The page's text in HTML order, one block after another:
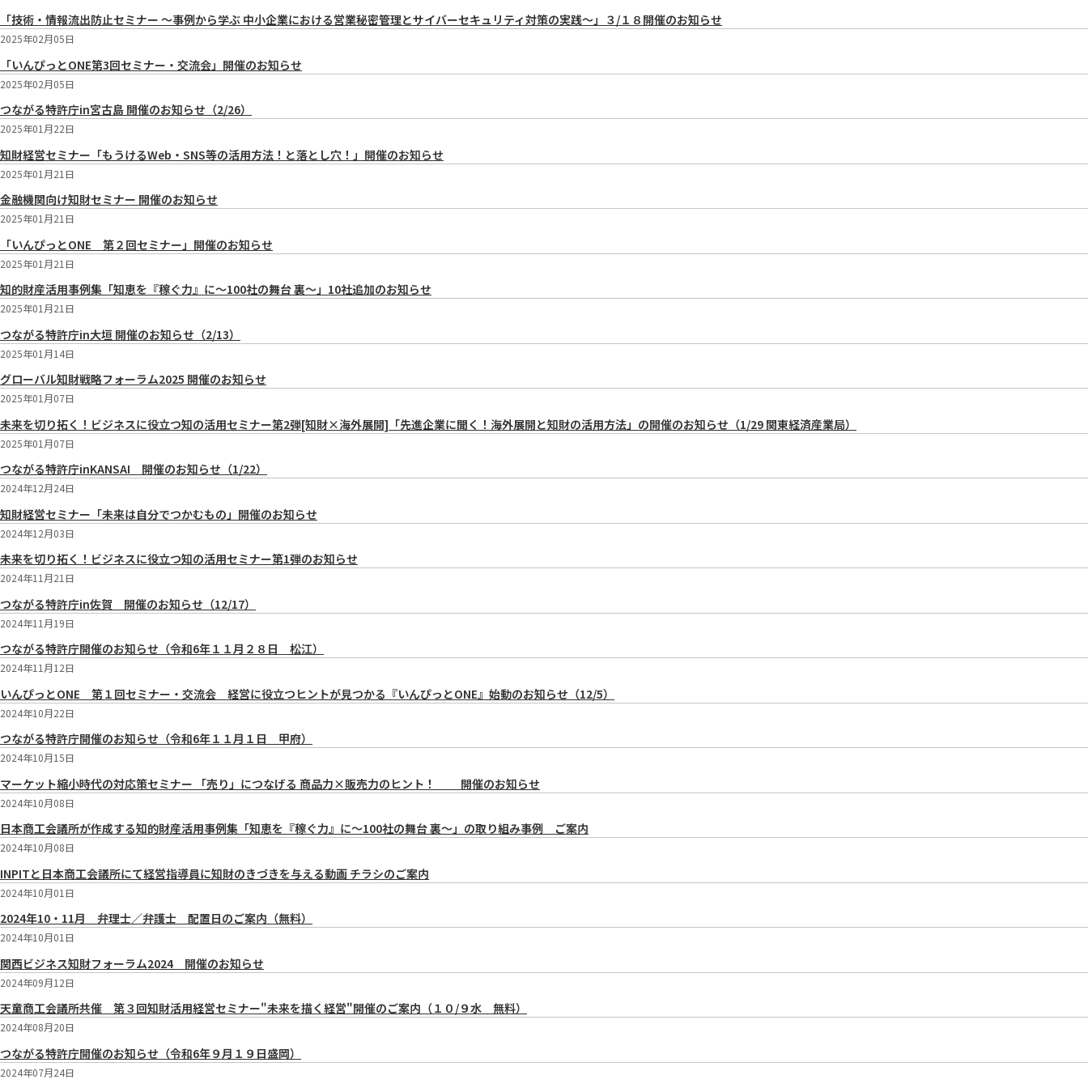
「技術・情報流出防止セミナー ～事例から学ぶ 中小企業における営業秘密管理とサイバーセキュリティ対策の実践～」３/１８開催のお知らせ
2025年02月05日
「いんぴっとONE第3回セミナー・交流会」開催のお知らせ
2025年02月05日
つながる特許庁in宮古島 開催のお知らせ（2/26）
2025年01月22日
知財経営セミナー「もうけるWeb・SNS等の活用方法！と落とし穴！」開催のお知らせ
2025年01月21日
金融機関向け知財セミナー 開催のお知らせ
2025年01月21日
「いんぴっとONE 第２回セミナー」開催のお知らせ
2025年01月21日
知的財産活用事例集「知恵を『稼ぐ力』に～100社の舞台 裏～」10社追加のお知らせ
2025年01月21日
つながる特許庁in大垣 開催のお知らせ（2/13）
2025年01月14日
グローバル知財戦略フォーラム2025 開催のお知らせ
2025年01月07日
未来を切り拓く！ビジネスに役立つ知の活用セミナー第2弾[知財×海外展開]「先進企業に聞く！海外展開と知財の活用方法」の開催のお知らせ（1/29 関東経済産業局）
2025年01月07日
つながる特許庁inKANSAI 開催のお知らせ（1/22）
2024年12月24日
知財経営セミナー「未来は自分でつかむもの」開催のお知らせ
2024年12月03日
未来を切り拓く！ビジネスに役立つ知の活用セミナー第1弾のお知らせ
2024年11月21日
つながる特許庁in佐賀 開催のお知らせ（12/17）
2024年11月19日
つながる特許庁開催のお知らせ（令和6年１１月２８日 松江）
2024年11月12日
いんぴっとONE 第１回セミナー・交流会 経営に役立つヒントが見つかる『いんぴっとONE』始動のお知らせ（12/5）
2024年10月22日
つながる特許庁開催のお知らせ（令和6年１１月１日 甲府）
2024年10月15日
マーケット縮小時代の対応策セミナー 「売り」につなげる 商品力×販売力のヒント！ 開催のお知らせ
2024年10月08日
日本商工会議所が作成する知的財産活用事例集「知恵を『稼ぐ力』に～100社の舞台 裏～」の取り組み事例 ご案内
2024年10月08日
INPITと日本商工会議所にて経営指導員に知財のきづきを与える動画 チラシのご案内
2024年10月01日
2024年10・11月 弁理士／弁護士 配置日のご案内（無料）
2024年10月01日
関西ビジネス知財フォーラム2024 開催のお知らせ
2024年09月12日
天童商工会議所共催 第３回知財活用経営セミナー"未来を描く経営"開催のご案内（１０/９水 無料）
2024年08月20日
つながる特許庁開催のお知らせ（令和6年９月１９日盛岡）
2024年07月24日